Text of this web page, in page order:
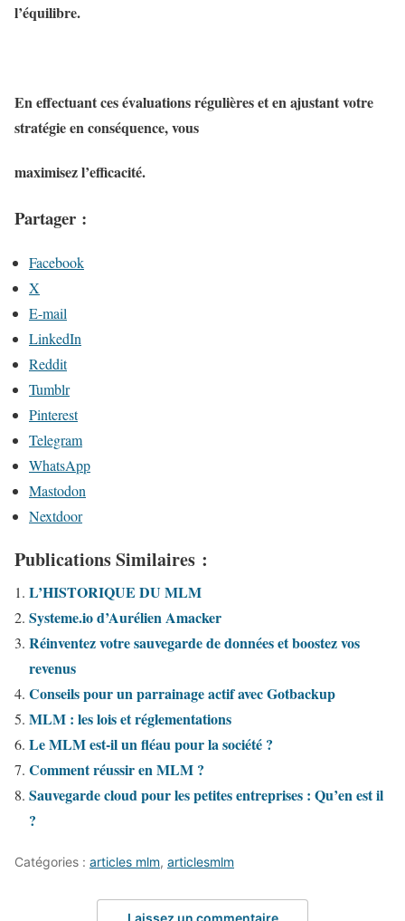
l’équilibre.
En effectuant ces évaluations régulières et en ajustant votre
stratégie en conséquence, vous
maximisez l’efficacité.
Partager :
Facebook
X
E-mail
LinkedIn
Reddit
Tumblr
Pinterest
Telegram
WhatsApp
Mastodon
Nextdoor
Publications Similaires :
L’HISTORIQUE DU MLM
Systeme.io d’Aurélien Amacker
Réinventez votre sauvegarde de données et boostez vos
revenus
Conseils pour un parrainage actif avec Gotbackup
MLM : les lois et réglementations
Le MLM est-il un fléau pour la société ?
Comment réussir en MLM ?
Sauvegarde cloud pour les petites entreprises : Qu’en est il
?
Catégories : articles mlm, articlesmlm